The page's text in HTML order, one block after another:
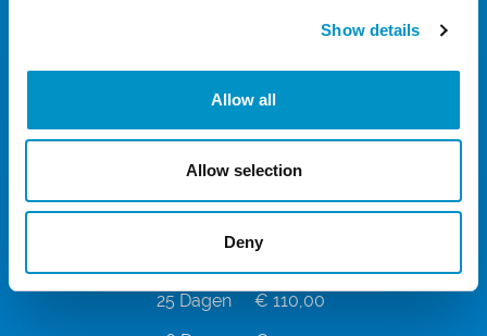
Show details
Allow all
Allow selection
Deny
€ 105,00
20 Dagen
€ 110,00
21 Dagen
€ 110,00
22 Dagen
€ 110,00
25 Dagen
€ 110,00